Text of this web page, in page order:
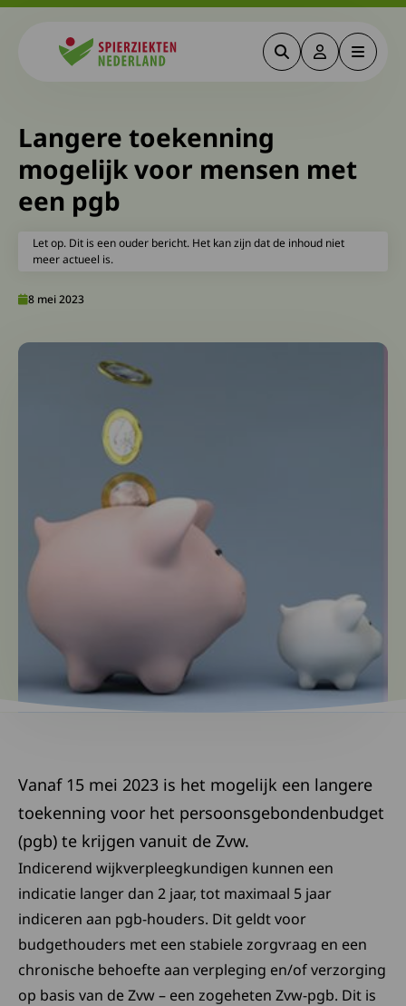
ZoekenDeze link
Menu
Langere toekenning
mogelijk voor mensen met
een pgb
Let op. Dit is een ouder bericht. Het kan zijn dat de inhoud niet
meer actueel is.
8 mei 2023
Vanaf 15 mei 2023 is het mogelijk een langere
toekenning voor het persoonsgebondenbudget
(pgb) te krijgen vanuit de Zvw.
Indicerend wijkverpleegkundigen kunnen een
indicatie langer dan 2 jaar, tot maximaal 5 jaar
indiceren aan pgb-houders. Dit geldt voor
budgethouders met een stabiele zorgvraag en een
chronische behoefte aan verpleging en/of verzorging
op basis van de Zvw – een zogeheten Zvw-pgb. Dit is